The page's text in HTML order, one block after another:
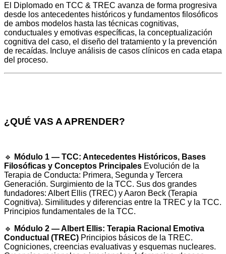
El Diplomado en TCC & TREC avanza de forma progresiva
desde los antecedentes históricos y fundamentos filosóficos
de ambos modelos hasta las técnicas cognitivas,
conductuales y emotivas específicas, la conceptualización
cognitiva del caso, el diseño del tratamiento y la prevención
de recaídas. Incluye análisis de casos clínicos en cada etapa
del proceso.
¿QUÉ VAS A APRENDER?
🔹
Módulo 1 — TCC: Antecedentes Históricos, Bases
Filosóficas y Conceptos Principales Evolución de la
Terapia de Conducta: Primera, Segunda y Tercera
Generación. Surgimiento de la TCC. Sus dos grandes
fundadores: Albert Ellis (TREC) y Aaron Beck (Terapia
Cognitiva). Similitudes y diferencias entre la TREC y la TCC.
Principios fundamentales de la TCC.
🔹
Módulo 2 — Albert Ellis: Terapia Racional Emotiva
Conductual (TREC) Principios básicos de la TREC.
Cogniciones, creencias evaluativas y esquemas nucleares.